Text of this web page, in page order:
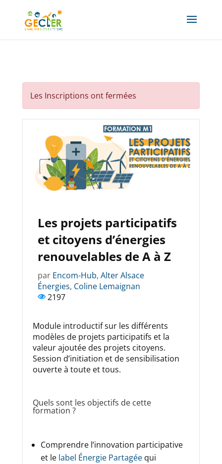
Les Inscriptions ont fermées
Les projets participatifs
et citoyens d’énergies
renouvelables de A à Z
par Encom-Hub, Alter Alsace
Énergies, Coline Lemaignan
2197
Module introductif sur les différents
modèles de projets participatifs et la
valeur ajoutée des projets citoyens.
Session d’initiation et de sensibilisation
ouverte à toute et tous.
Quels sont les objectifs de cette
formation ?
Comprendre l’innovation participative
et le label Énergie Partagéequi